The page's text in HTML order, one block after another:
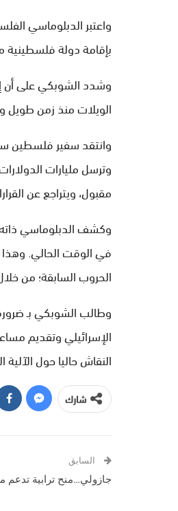
واعتبر الدبلوماسي
بإقامة دولة فلسطينية
وشدد الشوبكي على أن
الويلات منذ زمن طويل
وانتقد سفير فلسطين
وترسل مليارات
مقبول، ويتراجع عن
وكشف الدبلوماسي
في الوقت الحالي.
الحروب السابقة؛ من
وطالب الشوبكي بـ
الإسرائيلي وتقديم
النقاش حاليا حول
شارك
السابق
جازولي…منح ترابية تدعم